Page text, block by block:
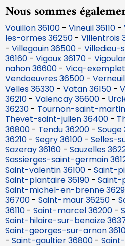
Nous sommes
Vouillon 36100 - Vineuil 36110 -
les-ormes 36250 - Villentrois
- Villegouin 36500 - Villedieu-
36160 - Vigoux 36170 -
nahon 36600 - Vicq-
Vendoeuvres 36500 -
Velles 36330 - Vatan 36150 -
36210 - Valencay 36600 -
36230 - Tournon-saint-
Thevet-saint-julien 36400 -
36800 - Tendu 36200 - Souge
36210 - Segry 36100 - Selles-
Sazeray 36160 - Sauzelles
Sassierges-saint-germain
Saint-valentin 36100 - Saint-
Saint-plantaire 36190 - Saint-
Saint-michel-en-brenne
36700 - Saint-maur 36250 -
36110 - Saint-marcel 36200 -
Saint-hilaire-sur-benaize
Saint-georges-sur-arnon
- Saint-gaultier 36800 -